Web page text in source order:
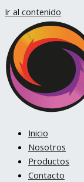
Ir al contenido
Inicio
Nosotros
Productos
Contacto